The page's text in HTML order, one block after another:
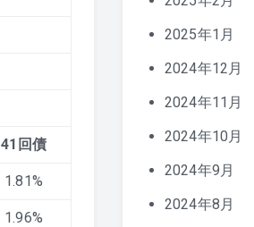
41 回債
1.81%
1.96%
2025年1月
2024年12月
2024年11月
2024年10月
2024年9月
2024年8月